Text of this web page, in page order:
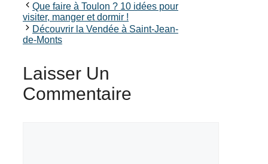
Que faire à Toulon ? 10 idées pour
visiter, manger et dormir !
Découvrir la Vendée à Saint-Jean-
de-Monts
Laisser Un
Commentaire